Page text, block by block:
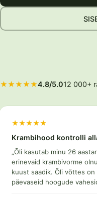
★★★★★4.8/5.012 000+
★★★★★
Selja- ja närvivalud
„Mulle soovitati proovida CBD
kuna mul on seljavalud ja
toode tõesti aitas mind."